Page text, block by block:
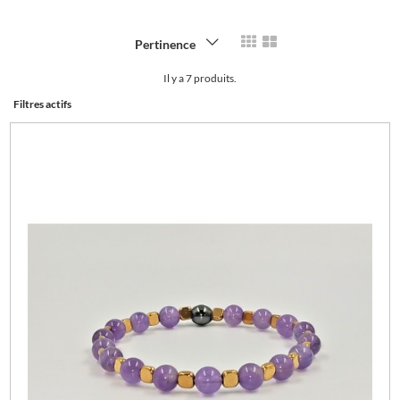
Pertinence
Il y a 7 produits.
Filtres actifs